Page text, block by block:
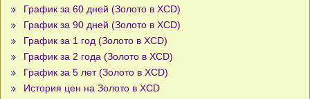
График за 60 дней (Золото в XCD)
График за 90 дней (Золото в XCD)
График за 1 год (Золото в XCD)
График за 2 года (Золото в XCD)
График за 5 лет (Золото в XCD)
История цен на Золото в XCD